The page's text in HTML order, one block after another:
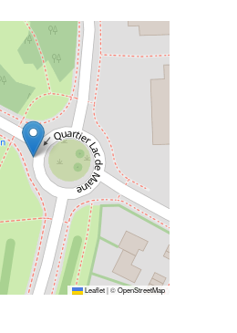
Leaflet|©OpenStreetMap